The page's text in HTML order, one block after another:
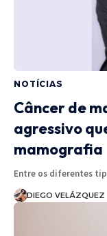
NOTÍCIAS
Câncer de
agressivo
mamografia
Entre os diferentes
DIEGO VELÁZQUEZ